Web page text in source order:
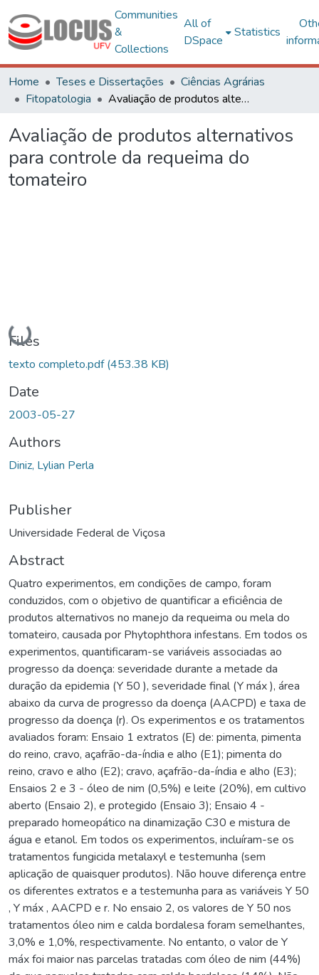
Communities
&
Collections
All of
DSpace
Statistics
Home Teses e Dissertações
Ciências Agrárias
Fitopatologia
Avaliação de produtos alternativos para controle da requeima do tomateiro
Avaliação de produtos alternativos
para controle da requeima do
tomateiro
Loading...
Files
texto completo.pdf(453.38 KB)
Date
2003-05-27
Authors
Diniz, Lylian Perla
Publisher
Universidade Federal de Viçosa
Abstract
Quatro experimentos, em condições de campo, foram
conduzidos, com o objetivo de quantificar a eficiência de
produtos alternativos no manejo da requeima ou mela do
tomateiro, causada por Phytophthora infestans. Em todos os
experimentos, quantificaram-se variáveis associadas ao
progresso da doença: severidade durante a metade da
duração da epidemia (Y 50 ), severidade final (Y máx ), área
abaixo da curva de progresso da doença (AACPD) e taxa de
progresso da doença (r). Os experimentos e os tratamentos
avaliados foram: Ensaio 1 extratos (E) de: pimenta, pimenta
do reino, cravo, açafrão-da-índia e alho (E1); pimenta do
reino, cravo e alho (E2); cravo, açafrão-da-índia e alho (E3);
Ensaios 2 e 3 - óleo de nim (0,5%) e leite (20%), em cultivo
aberto (Ensaio 2), e protegido (Ensaio 3); Ensaio 4 -
preparado homeopático na dinamização C30 e mistura de
água e etanol. Em todos os experimentos, incluíram-se os
tratamentos fungicida metalaxyl e testemunha (sem
aplicação de quaisquer produtos). Não houve diferença entre
os diferentes extratos e a testemunha para as variáveis Y 50
, Y máx , AACPD e r. No ensaio 2, os valores de Y 50 nos
tratamentos óleo nim e calda bordalesa foram semelhantes,
3,0% e 1,0%, respectivamente. No entanto, o valor de Y
máx foi maior nas parcelas tratadas com óleo de nim (44%)